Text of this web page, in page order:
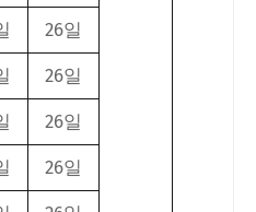
26일
26일
26일
26일